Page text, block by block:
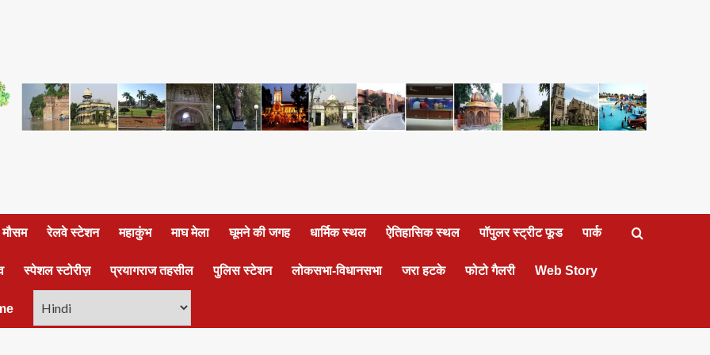
रेलवे स्टेशन महाकुंभ माघ मेला घूमने की जगह धार्मिक स्थल ऐतिहासिक स्थल पॉपुलर स्ट्रीट फूड पार्क
स्पेशल स्टोरीज़ प्रयागराज तहसील पुलिस स्टेशन लोकसभा-विधानसभा जरा हटके फोटो गैलरी Web Story